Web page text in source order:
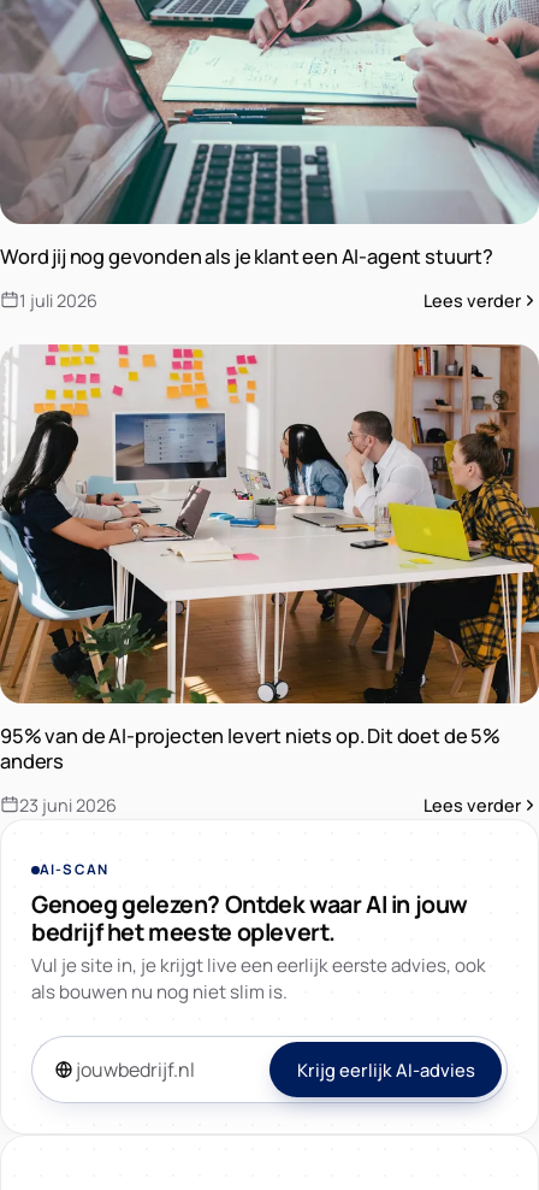
Word jij nog gevonden als je klant een AI-agent stuurt?
1 juli 2026 Lees verder
95% van de AI-projecten levert niets op. Dit doet de 5%
anders
23 juni 2026 Lees verder
AI-SCAN
Genoeg gelezen? Ontdek waar AI in jouw
bedrijf het meeste oplevert.
Vul je site in, je krijgt live een eerlijk eerste advies, ook
als bouwen nu nog niet slim is.
Krijg eerlijk AI-advies